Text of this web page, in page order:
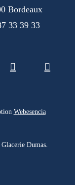
Bordeaux
33 39 33
facebook instagram
Webesencia
Dumas.